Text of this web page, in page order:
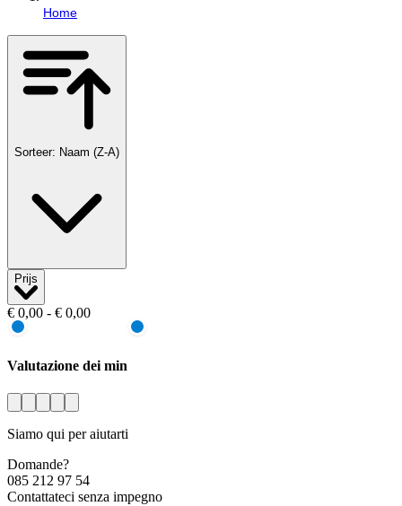
Home
Sorteer: Naam (Z-A)
Prijs
€ 0,00 - € 0,00
Valutazione dei min
Siamo qui per aiutarti
Domande?
085 212 97 54
Contattateci senza impegno